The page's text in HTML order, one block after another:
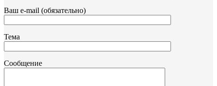
Ваш e-mail (обязательно)
Тема
Сообщение